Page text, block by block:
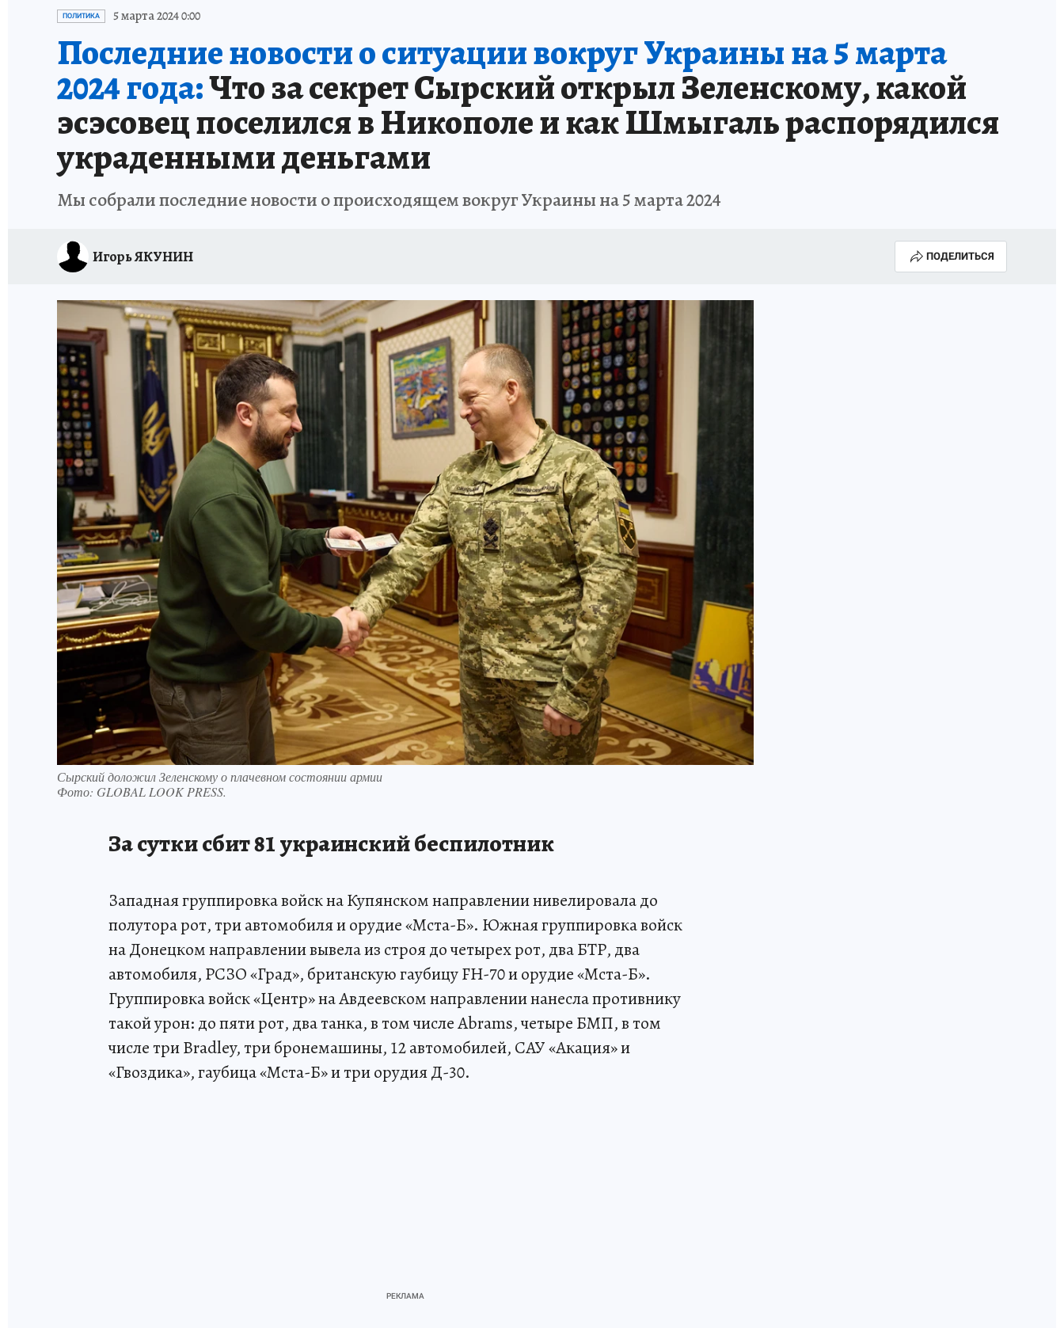
ИСПЫТАНО НА СЕБЕ
ПОЛИТИКА 5 марта 2024 0:00
Последние новости о ситуации вокруг Украины на 5 марта
2024 года:Что за секрет Сырский открыл Зеленскому, какой
эсэсовец поселился в Никополе и как Шмыгаль распорядился
украденными деньгами
Мы собрали последние новости о происходящем вокруг Украины на 5 марта 2024
Игорь ЯКУНИН ПОДЕЛИТЬСЯ
Сырский доложил Зеленскому о плачевном состоянии армии
Фото: GLOBAL LOOK PRESS.
За сутки сбит 81 украинский беспилотник
Западная группировка войск на Купянском направлении нивелировала до
полутора рот, три автомобиля и орудие «Мста-Б». Южная группировка войск
на Донецком направлении вывела из строя до четырех рот, два БТР, два
автомобиля, РСЗО «Град», британскую гаубицу FH-70 и орудие «Мста-Б».
Группировка войск «Центр» на Авдеевском направлении нанесла противнику
такой урон: до пяти рот, два танка, в том числе Abrams, четыре БМП, в том
числе три Bradley, три бронемашины, 12 автомобилей, САУ «Акация» и
«Гвоздика», гаубица «Мста-Б» и три орудия Д-30.